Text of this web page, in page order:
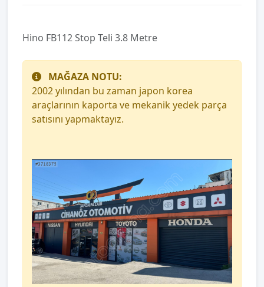
Hino FB112 Stop Teli 3.8 Metre
MAĞAZA NOTU:
2002 yılından bu zaman japon korea
araçlarının kaporta ve mekanik yedek parça
satısını yapmaktayız.